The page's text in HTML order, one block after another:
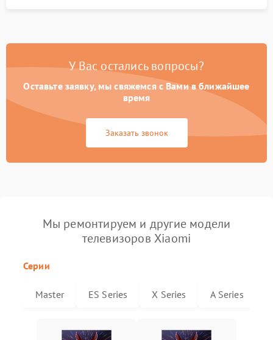
У Вас остались вопросы?
Оставьте заявку, мы свяжемся с Вами в ближайшее
время
Заказать звонок
Мы ремонтируем и другие модели
телевизоров Xiaomi
Серии
Master ES Series X Series A Series